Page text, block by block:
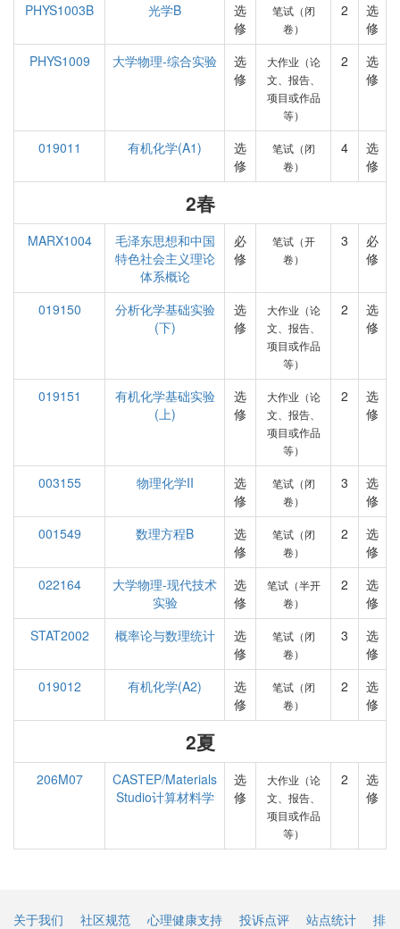
PHYS1003B
光学B
选
修
笔试（闭
卷）
2
选
修
PHYS1009
大学物理-综合实验
选
修
大作业（论
文、报告、
项目或作品
等）
2
选
修
019011 有机化学(A1)
选
修
笔试（闭
卷）
4
选
修
2春
MARX1004
毛泽东思想和中国
特色社会主义理论
体系概论
必
修
笔试（开
卷）
3
必
修
019150
分析化学基础实验
(下)
选
修
大作业（论
文、报告、
项目或作品
等）
2
选
修
019151
有机化学基础实验
(上)
选
修
大作业（论
文、报告、
项目或作品
等）
2
选
修
003155 物理化学II
选
修
笔试（闭
卷）
3
选
修
001549
数理方程B
选
修
笔试（闭
卷）
2
选
修
022164
大学物理-现代技术
实验
选
修
笔试（半开
卷）
2
选
修
STAT2002
概率论与数理统计
选
修
笔试（闭
卷）
3
选
修
019012
有机化学(A2)
选
修
笔试（闭
卷）
2
选
修
2夏
206M07
CASTEP/Materials
Studio计算材料学
选
修
大作业（论
文、报告、
项目或作品
等）
2
选
修
关于我们 社区规范 心理健康支持 投诉点评 站点统计
排